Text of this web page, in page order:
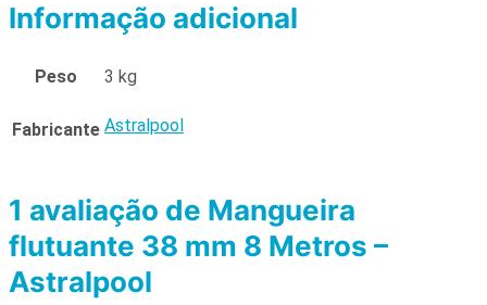
Informação adicional
Peso 3 kg
Fabricante Astralpool
1 avaliação de Mangueira
flutuante 38 mm 8 Metros –
Astralpool